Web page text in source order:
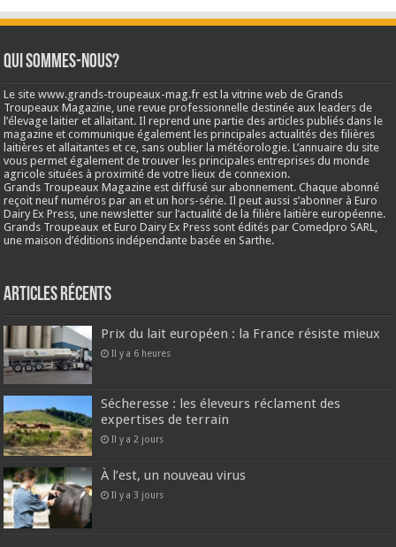
Qui sommes-nous?
Le site www.grands-troupeaux-mag.fr est la vitrine web de Grands
Troupeaux Magazine, une revue professionnelle destinée aux leaders de
l’élevage laitier et allaitant. Il reprend une partie des articles publiés dans le
magazine et communique également les principales actualités des filières
laitières et allaitantes et ce, sans oublier la météorologie. L’annuaire du site
vous permet également de trouver les principales entreprises du monde
agricole situées à proximité de votre lieux de connexion.
Grands Troupeaux Magazine est diffusé sur abonnement. Chaque abonné
reçoit neuf numéros par an et un hors-série. Il peut aussi s’abonner à Euro
Dairy Ex Press, une newsletter sur l’actualité de la filière laitière européenne.
Grands Troupeaux et Euro Dairy Ex Press sont édités par Comedpro SARL,
une maison d’éditions indépendante basée en Sarthe.
Articles récents
Prix du lait européen : la France résiste mieux
Il y a 6 heures
Sécheresse : les éleveurs réclament des
expertises de terrain
Il y a 2 jours
À l’est, un nouveau virus
Il y a 3 jours